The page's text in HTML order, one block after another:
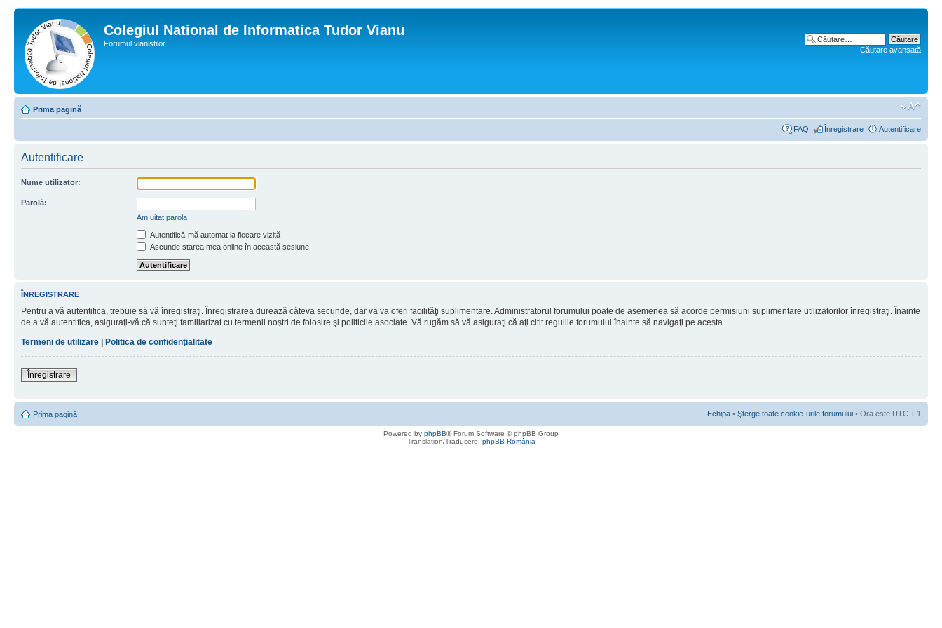
Colegiul National de Informatica Tudor Vianu
Forumul vianistilor
Căutare avansată
Prima pagină
FAQ Înregistrare Autentificare
Autentificare
Nume utilizator:
Parolă:
Am uitat parola
Autentifică-mă automat la fiecare vizită
Ascunde starea mea online în această sesiune
ÎNREGISTRARE
Pentru a vă autentifica, trebuie să vă înregistraţi. Înregistrarea durează câteva secunde, dar vă va oferi facilităţi suplimentare. Administratorul forumului poate de asemenea să acorde permisiuni suplimentare utilizatorilor înregistraţi. Înainte
de a vă autentifica, asiguraţi-vă că sunteţi familiarizat cu termenii noştri de folosire şi politicile asociate. Vă rugăm să vă asiguraţi că aţi citit regulile forumului înainte să navigaţi pe acesta.
Termeni de utilizare | Politica de confidenţialitate
Înregistrare
Prima pagină Echipa • Şterge toate cookie-urile forumului • Ora este UTC + 1
Powered by phpBB® Forum Software © phpBB Group
Translation/Traducere: phpBB România